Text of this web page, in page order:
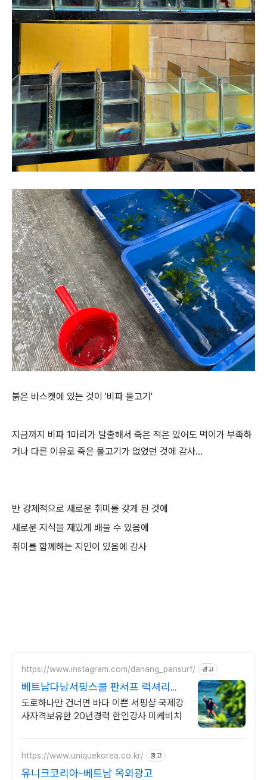
붉은 바스켓에 있는 것이 '비파 물고기'
지금까지 비파 1마리가 탈출해서 죽은 적은 있어도 먹이가 부족하
거나 다른 이유로 죽은 물고기가 없었던 것에 감사...
반 강제적으로 새로운 취미를 갖게 된 것에
새로운 지식을 재밌게 배울 수 있음에
취미를 함께하는 지인이 있음에 감사
https://www.instagram.com/danang_pansurf/ 광고
베트남다낭서핑스쿨 판서프 럭셔리서
핑샵
도로하나만 건너면 바다 이쁜 서핑샵 국제강
사자격보유한 20년경력 한인강사 미케비치
https://www.uniquekorea.co.kr/ 광고
유니크코리아-베트남 옥외광고